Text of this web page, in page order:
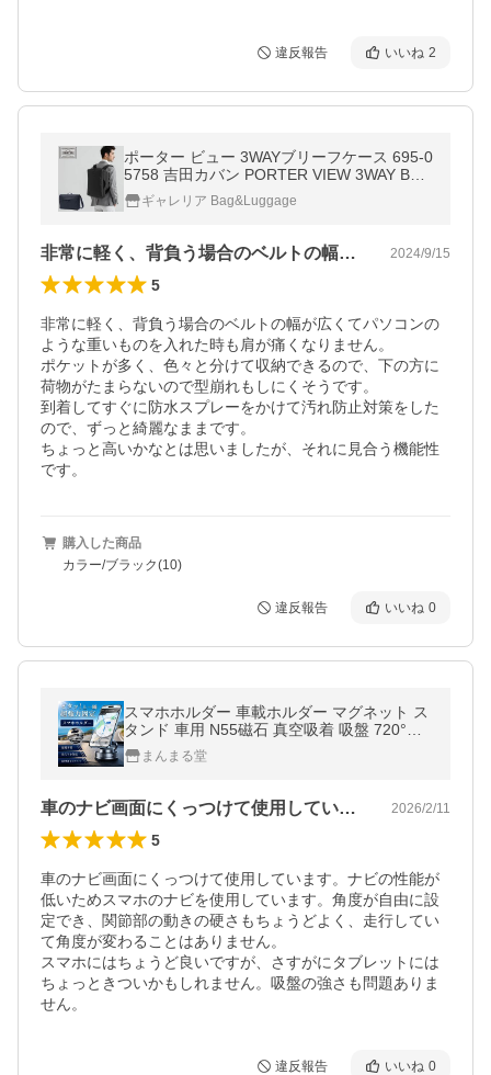
違反報告 いいね 2
ポーター ビュー 3WAYブリーフケース 695-0
5758 吉田カバン PORTER VIEW 3WAY BRI
EFCASE メンズ ブランド ブリーフケース 1
5inch 日本製
ギャレリア Bag&Luggage
非常に軽く、背負う場合のベルトの幅が広… 2024/9/15
5
非常に軽く、背負う場合のベルトの幅が広くてパソコンの
ような重いものを入れた時も肩が痛くなりません。
ポケットが多く、色々と分けて収納できるので、下の方に
荷物がたまらないので型崩れもしにくそうです。
到着してすぐに防水スプレーをかけて汚れ防止対策をした
ので、ずっと綺麗なままです。
ちょっと高いかなとは思いましたが、それに見合う機能性
です。
購入した商品
カラー/ブラック(10)
違反報告 いいね 0
スマホホルダー 車載ホルダー マグネット ス
タンド 車用 N55磁石 真空吸着 吸盤 720°回
転 マグセーフ 2WAY 折り畳み式 片手操作 全
機種対応
まんまる堂
車のナビ画面にくっつけて使用しています… 2026/2/11
5
車のナビ画面にくっつけて使用しています。ナビの性能が
低いためスマホのナビを使用しています。角度が自由に設
定でき、関節部の動きの硬さもちょうどよく、走行してい
て角度が変わることはありません。
スマホにはちょうど良いですが、さすがにタブレットには
ちょっときついかもしれません。吸盤の強さも問題ありま
せん。
違反報告 いいね 0